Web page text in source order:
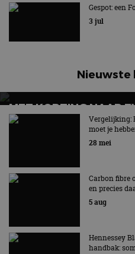
Gespot: een
3 jul
Nieuwste
MET KORTING NAAR
AUTORAI REGELT HET!
EV Experience 2026 van 24
Vergelijking:
moet je
28 mei
Carbon fibre
en precies
5 aug
Hennessey
handbak: